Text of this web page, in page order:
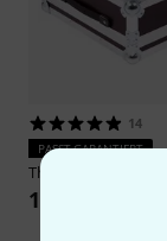
14
PASST GARANTIERT
Thon
185 €